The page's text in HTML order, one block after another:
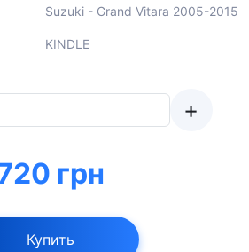
Suzuki - Grand Vitara 2005-2015
KINDLE
+
грн
Купить